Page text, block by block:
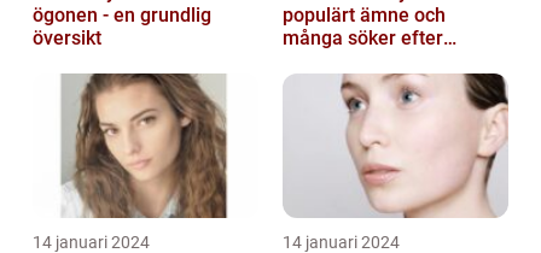
ögonen - en grundlig
översikt
populärt ämne och
många söker efter
fungerar
14 januari 2024 14 januari 2024